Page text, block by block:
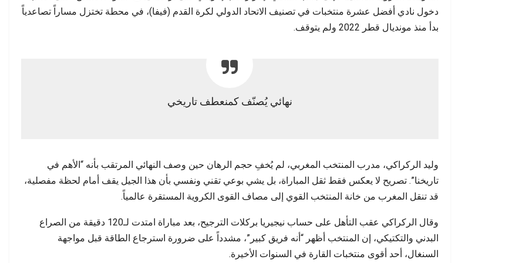
دخول نادي أفضل عشرة منتخبات في تصنيف الاتحاد الدولي لكرة القدم (فيفا)، في محطة تختزل مساراً تصاعدياً
بدأ منذ مونديال قطر 2022 ولم يتوقف.
نهائي يُصنّف كمنعطف تاريخي
وليد الركراكي، مدرب المنتخب المغربي، لم يُخفِ حجم الرهان حين وصف النهائي المرتقب بأنه “الأهم في
تاريخنا”. تصريح لا يعكس فقط ثقل المباراة، بل يشي بوعي تقني ونفسي بأن هذا الجيل يقف أمام لحظة مفصلية،
قد تنقل المغرب من خانة المنتخب القوي إلى مصاف القوى الكروية المستقرة عالمياً.
وقال الركراكي عقب التأهل على حساب نيجيريا بركلات الترجيح، بعد مباراة امتدت لـ120 دقيقة من الصراع
البدني والتكتيكي، إن المنتخب أظهر “أنه فريق كبير”، مشدداً على ضرورة استرجاع الطاقة قبل مواجهة
السنغال، أحد أقوى منتخبات القارة في السنوات الأخيرة.
إنسانية تتجاوز الحسابات…
مطالب بفتح تحقيق وتوضيح…
يحاسب على أرواح ضحايا…